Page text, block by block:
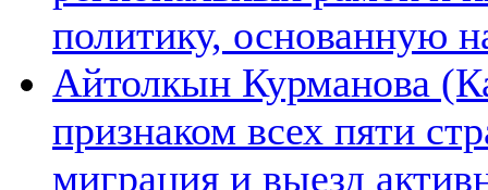
политику, основанную
Айтолкын Курманова
признаком всех пяти
миграция и выезд